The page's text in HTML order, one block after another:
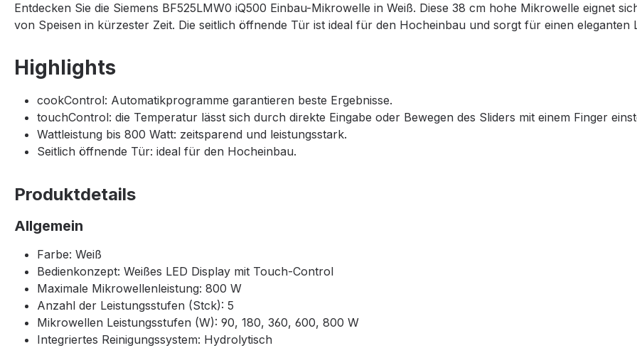
Entdecken Sie die Siemens BF525LMW0 iQ500 Einbau-Mikrowelle in Weiß. Diese 38 cm hohe Mikrowelle eignet
von Speisen in kürzester Zeit. Die seitlich öffnende Tür ist ideal für den Hocheinbau und sorgt für einen eleganten
Highlights
cookControl: Automatikprogramme garantieren beste Ergebnisse.
touchControl: die Temperatur lässt sich durch direkte Eingabe oder Bewegen des Sliders mit einem Finger
Wattleistung bis 800 Watt: zeitsparend und leistungsstark.
Seitlich öffnende Tür: ideal für den Hocheinbau.
Produktdetails
Allgemein
Farbe: Weiß
Bedienkonzept: Weißes LED Display mit Touch-Control
Maximale Mikrowellenleistung: 800 W
Anzahl der Leistungsstufen (Stck): 5
Mikrowellen Leistungsstufen (W): 90, 180, 360, 600, 800 W
Integriertes Reinigungssystem: Hydrolytisch